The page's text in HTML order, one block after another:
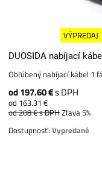
VÝPREDAJ
DUOSIDA nabíjací
Obľúbený nabíjací kábel 1
od 197.60 €s DPH
od 163.31 €
od 208 €s DPHZľava 5%
Dostupnosť:Vypredané